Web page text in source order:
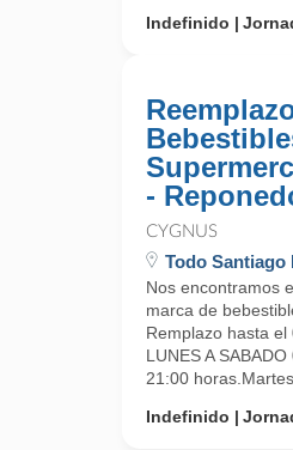
Indefinido
-
CYGNUS
Todo Santiago
Nos encontramos
marca de
Remplazo hasta el
LUNES A
21:00
Indefinido